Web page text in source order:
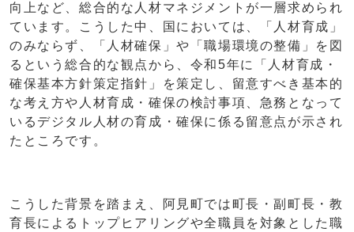
向上など、総合的な人材マネジメントが一層求められ
ています。こうした中、国においては、「人材育成」
のみならず、「人材確保」や「職場環境の整備」を図
るという総合的な観点から、令和5年に「人材育成・
確保基本方針策定指針」を策定し、留意すべき基本的
な考え方や人材育成・確保の検討事項、急務となって
いるデジタル人材の育成・確保に係る留意点が示され
たところです。
こうした背景を踏まえ、阿見町では町長・副町長・教
育長によるトップヒアリングや全職員を対象とした職